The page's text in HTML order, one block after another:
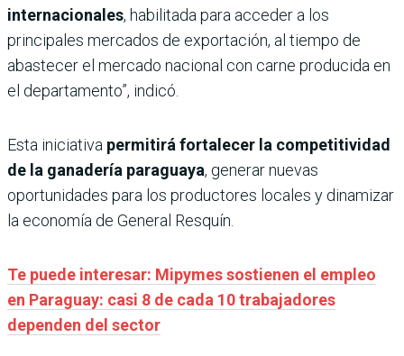
internacionales, habilitada para acceder a los
principales mercados de exportación, al tiempo de
abastecer el mercado nacional con carne producida en
el departamento”, indicó.
Esta iniciativa permitirá fortalecer la competitividad
de la ganadería paraguaya, generar nuevas
oportunidades para los productores locales y dinamizar
la economía de General Resquín.
Te puede interesar: Mipymes sostienen el empleo
en Paraguay: casi 8 de cada 10 trabajadores
dependen del sector